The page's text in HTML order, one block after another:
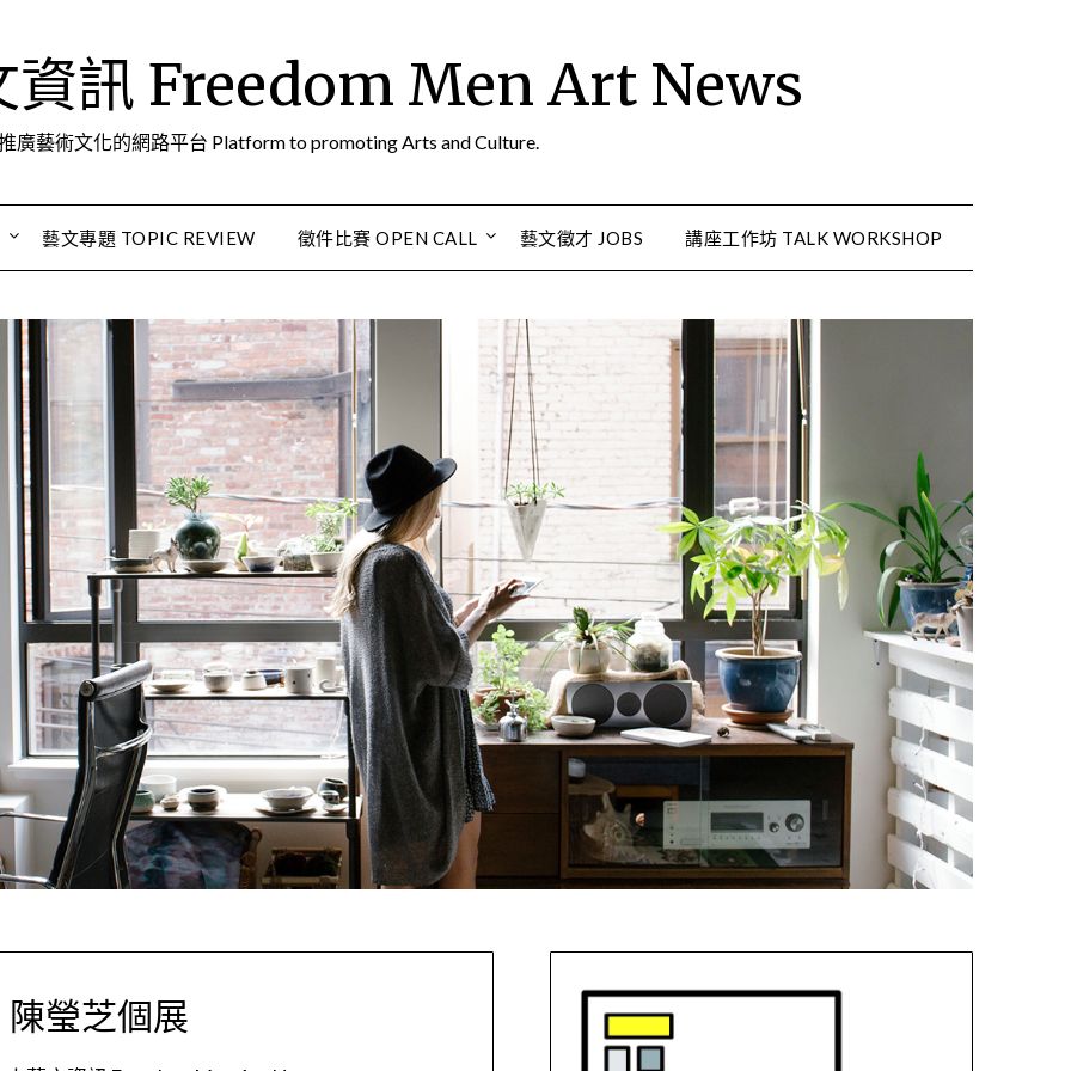
資訊 Freedom Men Art News
廣藝術文化的網路平台 Platform to promoting Arts and Culture.
藝文專題 TOPIC REVIEW 徵件比賽 OPEN CALL 藝文徵才 JOBS 講座工作坊 TALK WORKSHOP
瑩芝個展